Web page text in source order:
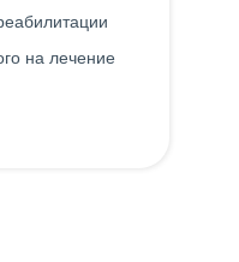
на лечение